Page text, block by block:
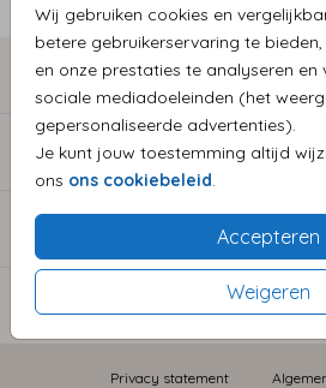
Wij gebruiken cookies en
betere gebruikerservaring te
en onze prestaties te analyseren en
sociale mediadoeleinden (het
gepersonaliseerde advertenties).
Je kunt jouw toestemming altijd
ons ons cookiebeleid
Accepteren
Weigeren
COLLECTIE GEBOORTEKAARTJES
COLLECTIE TROUWKAARTEN
CATEGORIEËN
INFORMATIE
Privacy statement